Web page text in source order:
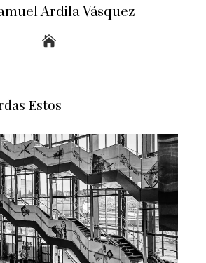
Ardila Vásquez
Estos